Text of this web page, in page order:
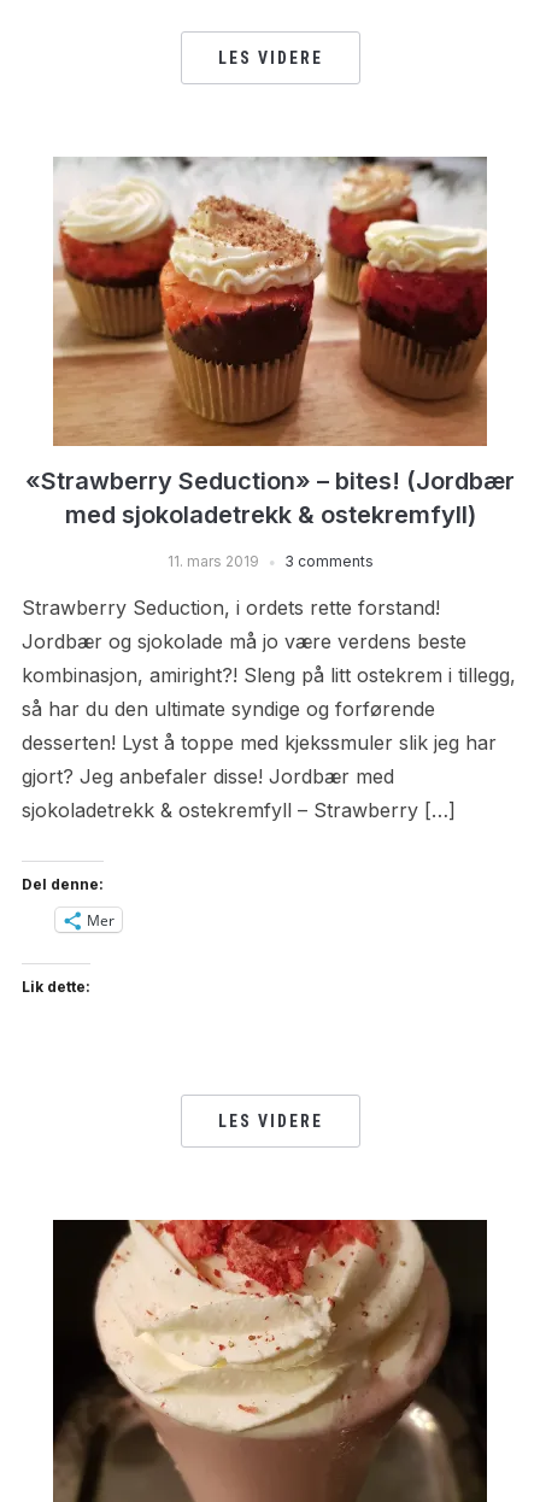
LES VIDERE
«Strawberry Seduction» – bites! (Jordbær
med sjokoladetrekk & ostekremfyll)
11. mars 2019 3 comments
Strawberry Seduction, i ordets rette forstand!
Jordbær og sjokolade må jo være verdens beste
kombinasjon, amiright?! Sleng på litt ostekrem i tillegg,
så har du den ultimate syndige og forførende
desserten! Lyst å toppe med kjekssmuler slik jeg har
gjort? Jeg anbefaler disse! Jordbær med
sjokoladetrekk & ostekremfyll – Strawberry […]
Del denne:
Mer
Lik dette:
LES VIDERE